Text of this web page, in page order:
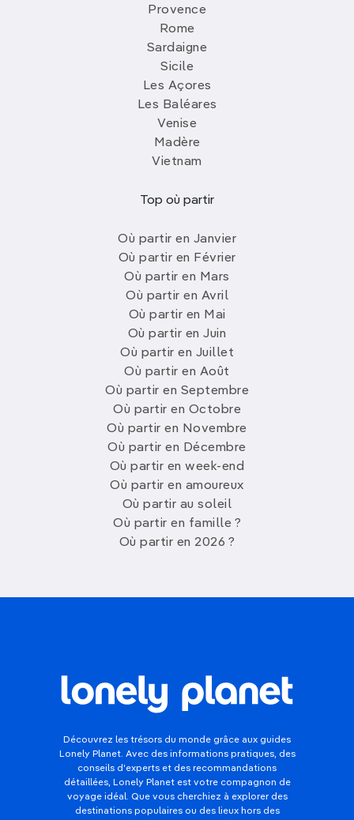
Provence
Rome
Sardaigne
Sicile
Les Açores
Les Baléares
Venise
Madère
Vietnam
Top où partir
Où partir en Janvier
Où partir en Février
Où partir en Mars
Où partir en Avril
Où partir en Mai
Où partir en Juin
Où partir en Juillet
Où partir en Août
Où partir en Septembre
Où partir en Octobre
Où partir en Novembre
Où partir en Décembre
Où partir en week-end
Où partir en amoureux
Où partir au soleil
Où partir en famille ?
Où partir en 2026 ?
Découvrez les trésors du monde grâce aux guides
Lonely Planet. Avec des informations pratiques, des
conseils d'experts et des recommandations
détaillées, Lonely Planet est votre compagnon de
voyage idéal. Que vous cherchiez à explorer des
destinations populaires ou des lieux hors des